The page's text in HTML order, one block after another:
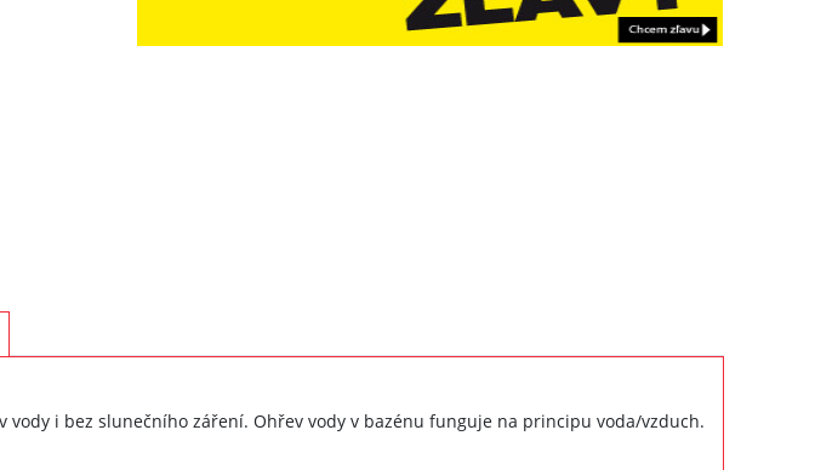
i bez slunečního záření. Ohřev vody v bazénu funguje na principu voda/vzduch.